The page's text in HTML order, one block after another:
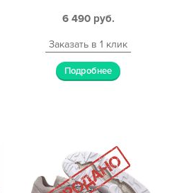
6 490 руб.
Заказать в 1 клик
Подробнее